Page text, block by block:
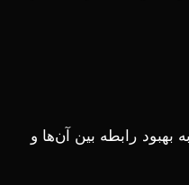
بهبود رابطه بین آن‌ها و